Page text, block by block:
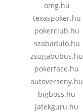
omg.hu
texaspoker.hu
pokerclub.hu
szabadulo.hu
zsugabubus.hu
pokerface.hu
autoverseny.hu
bigboss.hu
jatekguru.hu